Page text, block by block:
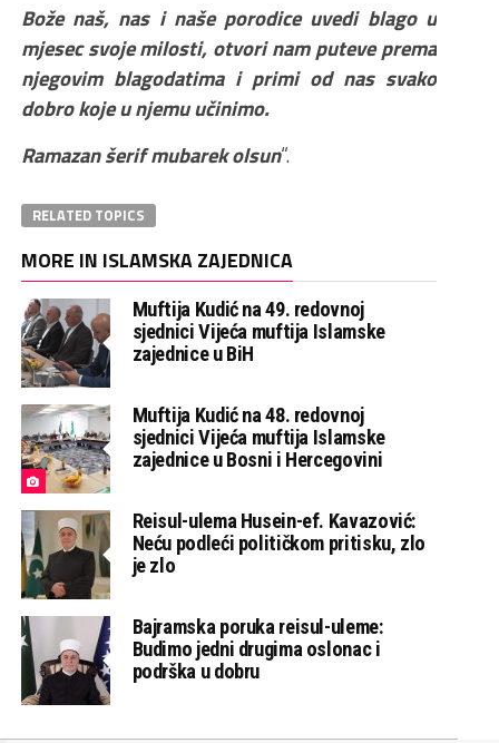
Bože naš, nas i naše porodice uvedi blago u
mjesec svoje milosti, otvori nam puteve prema
njegovim blagodatima i primi od nas svako
dobro koje u njemu učinimo.
Ramazan šerif mubarek olsun“.
RELATED TOPICS
MORE IN ISLAMSKA ZAJEDNICA
Muftija Kudić na 49. redovnoj
sjednici Vijeća muftija Islamske
zajednice u BiH
Muftija Kudić na 48. redovnoj
sjednici Vijeća muftija Islamske
zajednice u Bosni i Hercegovini
Reisul-ulema Husein-ef. Kavazović:
Neću podleći političkom pritisku, zlo
je zlo
Bajramska poruka reisul-uleme:
Budimo jedni drugima oslonac i
podrška u dobru